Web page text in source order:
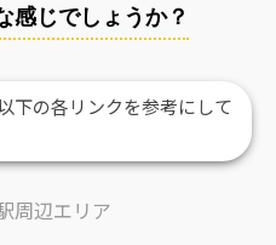
感じでしょうか？
下の各リンクを参考にして
周辺エリア